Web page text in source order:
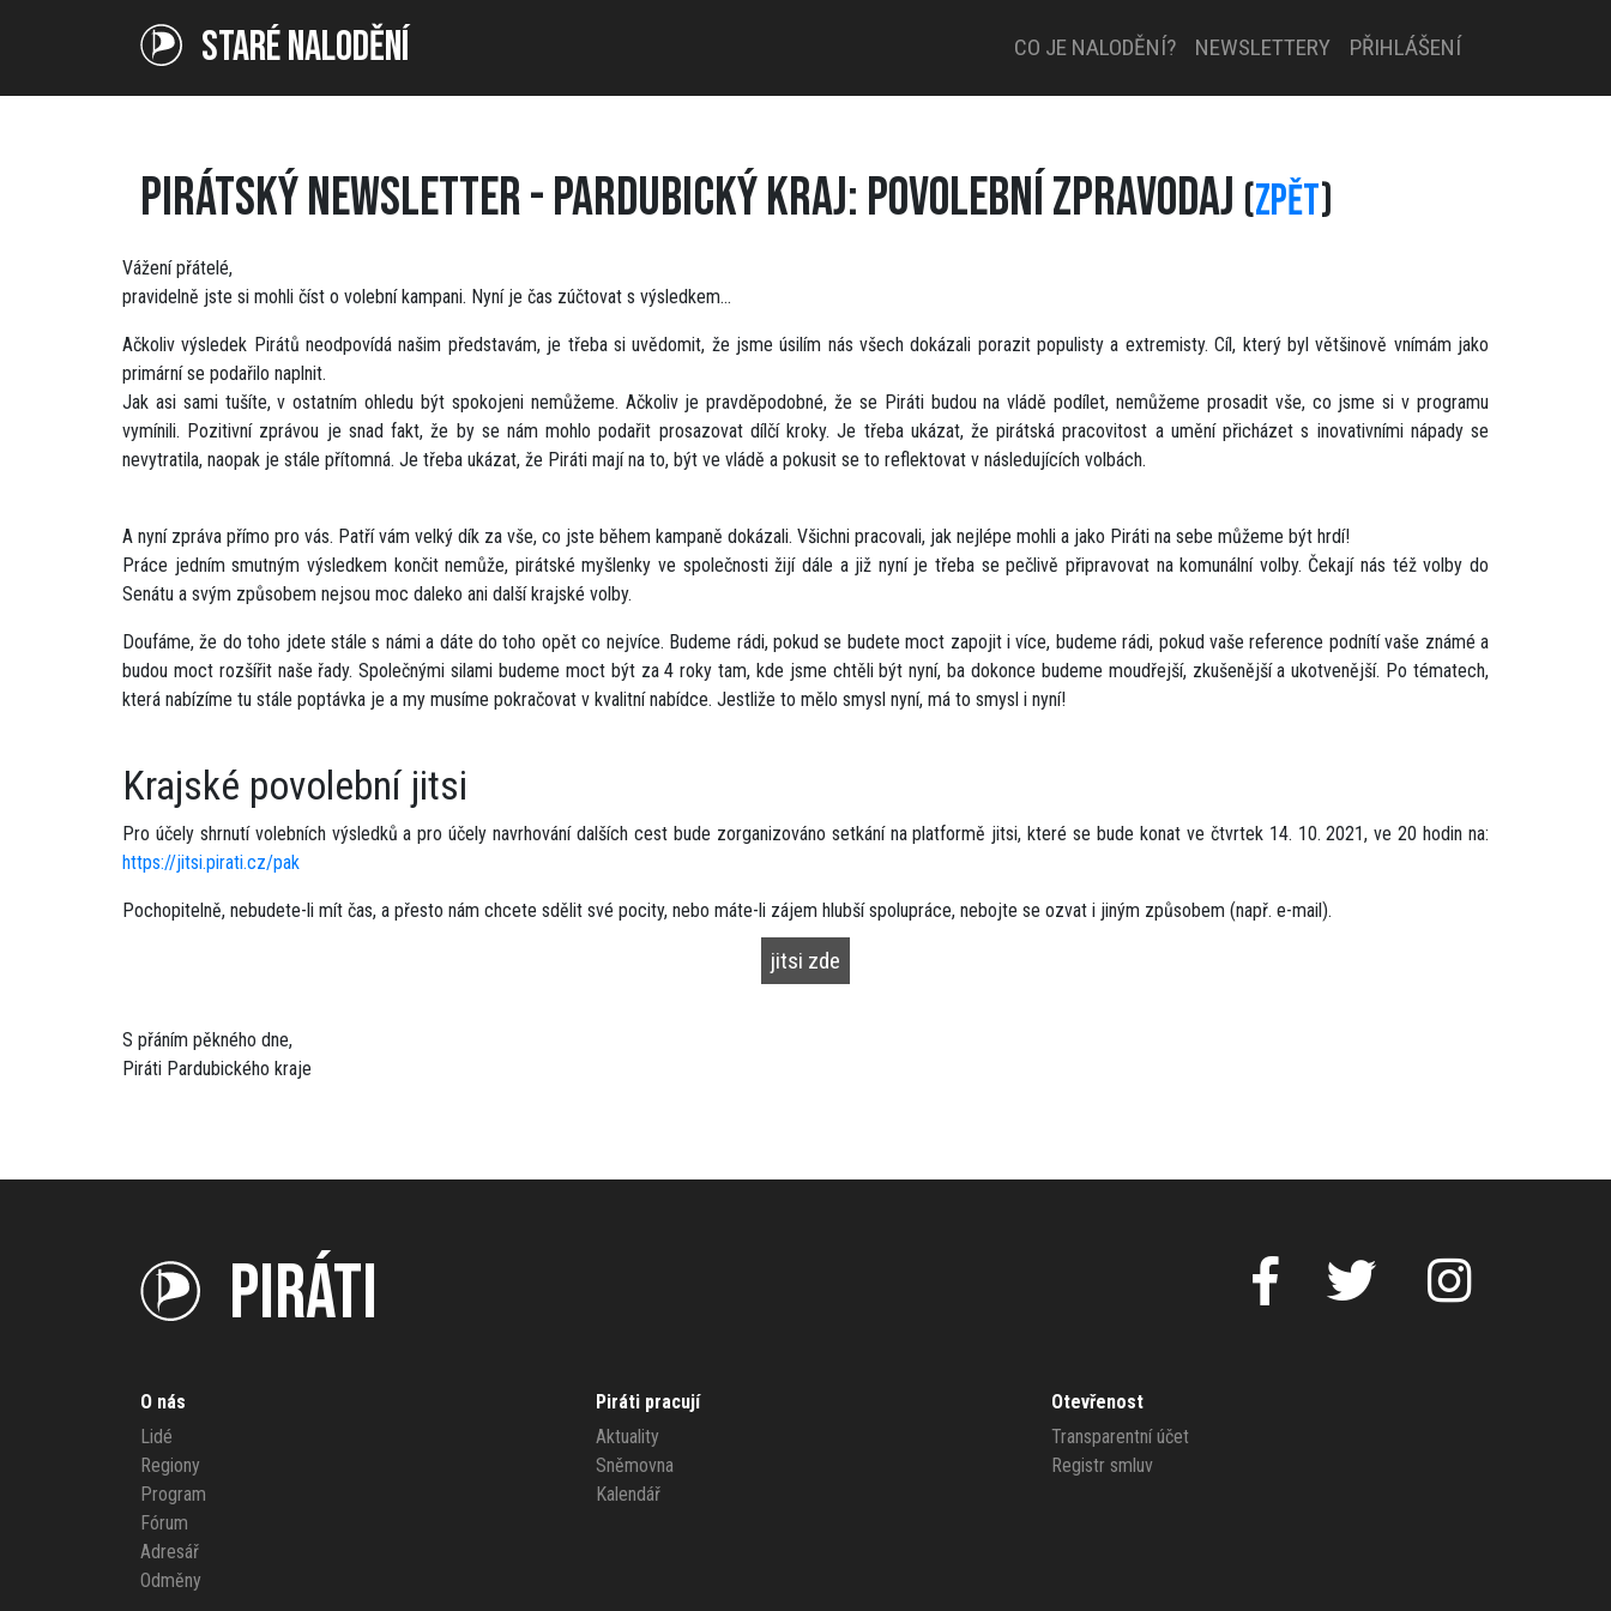
STARÉ NALODĚNÍ CO JE NALODĚNÍ? NEWSLETTERY PŘIHLÁŠENÍ
PIRÁTSKÝ NEWSLETTER - PARDUBICKÝ KRAJ: POVOLEBNÍ ZPRAVODAJ (ZPĚT)
Vážení přátelé,
pravidelně jste si mohli číst o volební kampani. Nyní je čas zúčtovat s výsledkem…
Ačkoliv výsledek Pirátů neodpovídá našim představám, je třeba si uvědomit, že jsme úsilím nás všech dokázali porazit populisty a extremisty. Cíl, který byl většinově vnímám jako
primární se podařilo naplnit.
Jak asi sami tušíte, v ostatním ohledu být spokojeni nemůžeme. Ačkoliv je pravděpodobné, že se Piráti budou na vládě podílet, nemůžeme prosadit vše, co jsme si v programu
vymínili. Pozitivní zprávou je snad fakt, že by se nám mohlo podařit prosazovat dílčí kroky. Je třeba ukázat, že pirátská pracovitost a umění přicházet s inovativními nápady se
nevytratila, naopak je stále přítomná. Je třeba ukázat, že Piráti mají na to, být ve vládě a pokusit se to reflektovat v následujících volbách.
A nyní zpráva přímo pro vás. Patří vám velký dík za vše, co jste během kampaně dokázali. Všichni pracovali, jak nejlépe mohli a jako Piráti na sebe můžeme být hrdí!
Práce jedním smutným výsledkem končit nemůže, pirátské myšlenky ve společnosti žijí dále a již nyní je třeba se pečlivě připravovat na komunální volby. Čekají nás též volby do
Senátu a svým způsobem nejsou moc daleko ani další krajské volby.
Doufáme, že do toho jdete stále s námi a dáte do toho opět co nejvíce. Budeme rádi, pokud se budete moct zapojit i více, budeme rádi, pokud vaše reference podnítí vaše známé a
budou moct rozšířit naše řady. Společnými silami budeme moct být za 4 roky tam, kde jsme chtěli být nyní, ba dokonce budeme moudřejší, zkušenější a ukotvenější. Po tématech,
která nabízíme tu stále poptávka je a my musíme pokračovat v kvalitní nabídce. Jestliže to mělo smysl nyní, má to smysl i nyní!
Krajské povolební jitsi
Pro účely shrnutí volebních výsledků a pro účely navrhování dalších cest bude zorganizováno setkání na platformě jitsi, které se bude konat ve čtvrtek 14. 10. 2021, ve 20 hodin na:
https://jitsi.pirati.cz/pak
Pochopitelně, nebudete-li mít čas, a přesto nám chcete sdělit své pocity, nebo máte-li zájem hlubší spolupráce, nebojte se ozvat i jiným způsobem (např. e-mail).
jitsi zde
S přáním pěkného dne,
Piráti Pardubického kraje
PIRÁTI
O nás
Lidé
Regiony
Program
Fórum
Adresář
Odměny
Piráti pracují
Aktuality
Sněmovna
Kalendář
Otevřenost
Transparentní účet
Registr smluv